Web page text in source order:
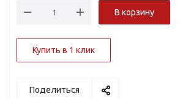
В корзину
Купить в 1 клик
Поделиться